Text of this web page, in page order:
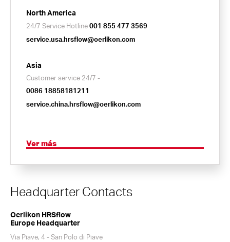
North America
24/7 Service Hotline001 855 477 3569
service.usa.hrsflow@oerlikon.com
Asia
Customer service 24/7 -
0086 18858181211
service.china.hrsflow@oerlikon.com
Ver más
Headquarter Contacts
Oerlikon HRSflow
Europe Headquarter
Via Piave, 4 - San Polo di Piave